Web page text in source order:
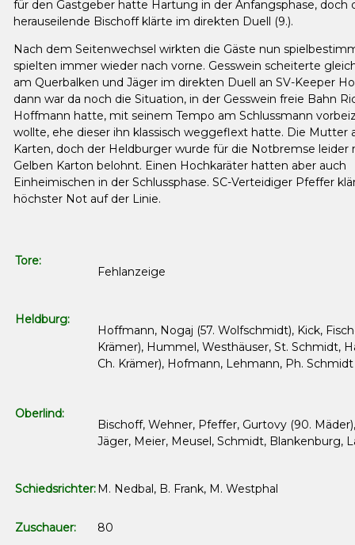
für den Gastgeber hatte Hartung in der Anfangsphase, doch
herauseilende Bischoff klärte im direkten Duell (9.).
Nach dem Seitenwechsel wirkten die Gäste nun
spielten immer wieder nach vorne. Gesswein scheiterte
am Querbalken und Jäger im direkten Duell an SV-Keeper
dann war da noch die Situation, in der Gesswein freie Bahn
Hoffmann hatte, mit seinem Tempo am Schlussmann
wollte, ehe dieser ihn klassisch weggeflext hatte. Die Mutter
Karten, doch der Heldburger wurde für die Notbremse
Gelben Karton belohnt. Einen Hochkaräter hatten aber auch
Einheimischen in der Schlussphase. SC-Verteidiger Pfeffer
höchster Not auf der Linie.
Tore:
Fehlanzeige
Heldburg:
Hoffmann, Nogaj (57. Wolfschmidt), Kick,
Krämer), Hummel, Westhäuser, St. Schmidt,
Ch. Krämer), Hofmann, Lehmann, Ph.
Oberlind:
Bischoff, Wehner, Pfeffer, Gurtovy (90.
Jäger, Meier, Meusel, Schmidt, Blankenburg,
Schiedsrichter: M. Nedbal, B. Frank, M. Westphal
Zuschauer: 80